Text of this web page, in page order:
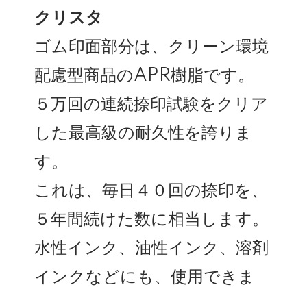
クリスタ
ゴム印面部分は、クリーン環境
配慮型商品のAPR樹脂です。
５万回の連続捺印試験をクリア
した最高級の耐久性を誇りま
す。
これは、毎日４０回の捺印を、
５年間続けた数に相当します。
水性インク、油性インク、溶剤
インクなどにも、使用できま